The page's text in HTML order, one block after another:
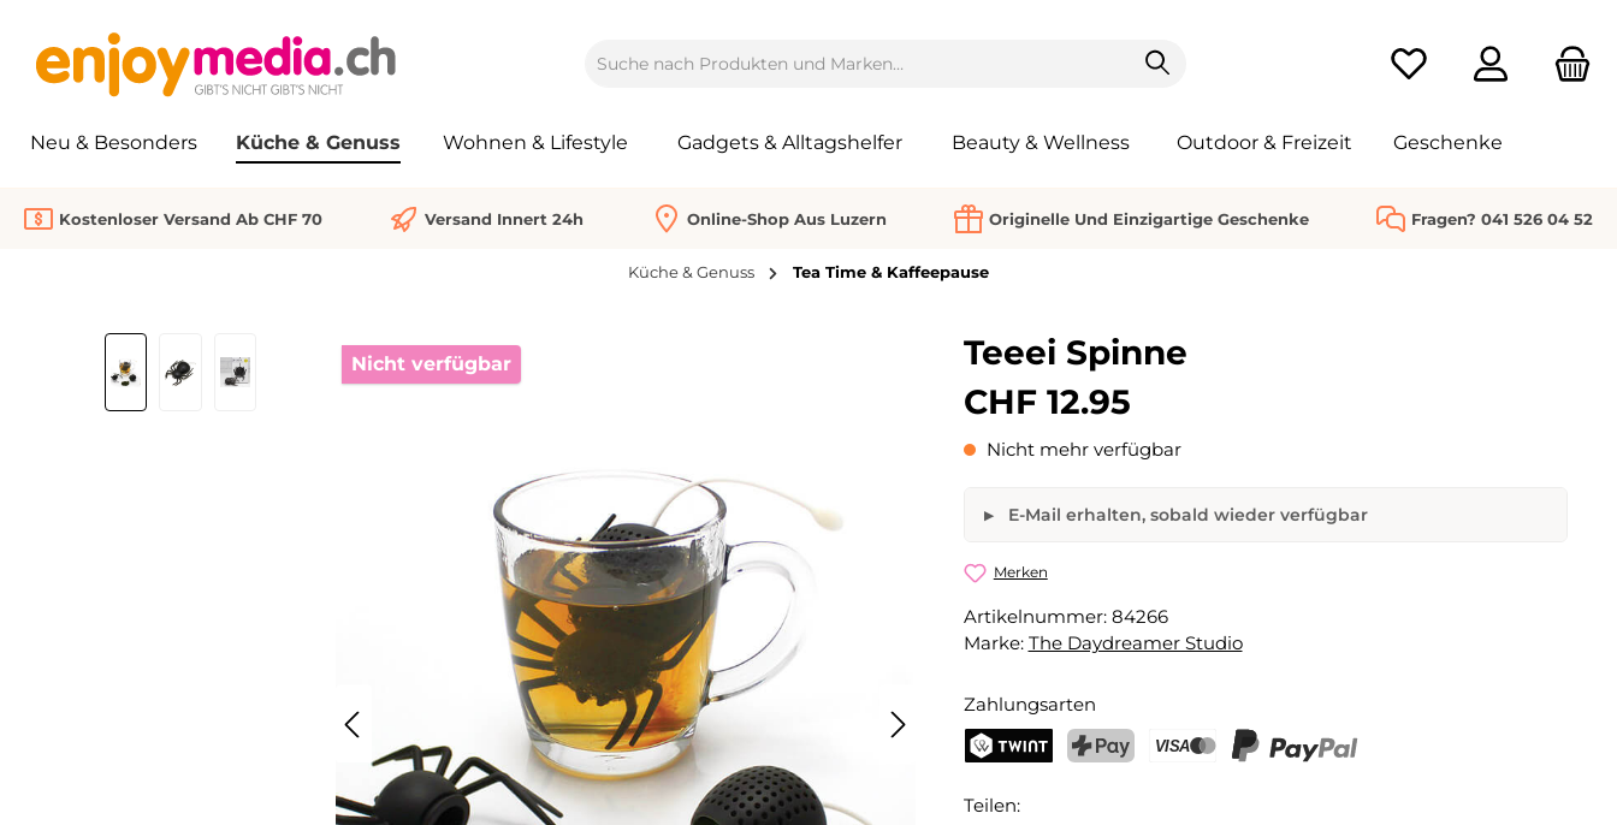
Du hast 0 Produkte
Neu & Besonders Küche & Genuss Wohnen & Lifestyle Gadgets & Alltagshelfer Beauty & Wellness Outdoor & Freizeit Geschenke
Kostenloser Versand Ab CHF 70 Versand Innert 24h Online-Shop Aus Luzern Originelle Und Einzigartige Geschenke Fragen? 041 526 04 52
Küche & Genuss Tea Time & Kaffeepause
Bildergalerie überspringen
Nicht verfügbar
Teeei Spinne
CHF 12.95
Nicht mehr verfügbar
E-Mail erhalten, sobald wieder verfügbar
Dein Name
Benachrichtigung aktivieren
Merken
Artikelnummer: 84266
Marke: The Daydreamer Studio
Zahlungsarten
Teilen: